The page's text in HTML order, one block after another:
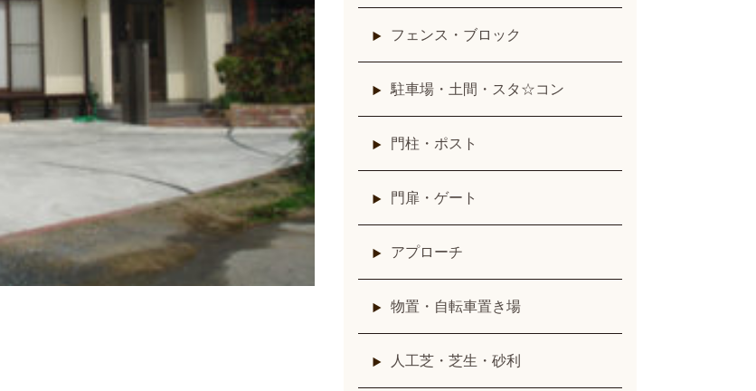
フェンス・ブロック
駐車場・土間・スタ☆コン
門柱・ポスト
門扉・ゲート
アプローチ
物置・自転車置き場
人工芝・芝生・砂利